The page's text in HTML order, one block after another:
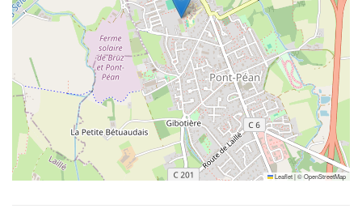
Leaflet|©OpenStreetMap